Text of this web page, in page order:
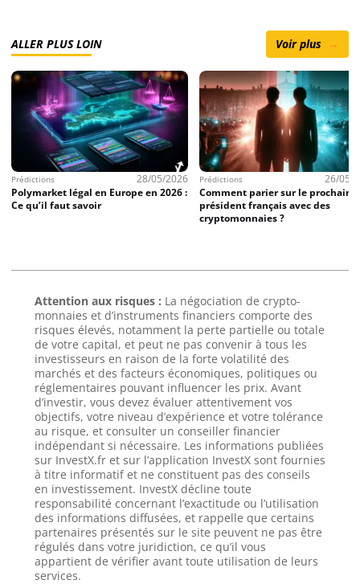
ALLER PLUS LOIN Voir plus →
Prédictions
28/05/2026
Polymarket légal en Europe en 2026 :
Ce qu’il faut savoir
Prédictions
26/05/
Comment parier sur le prochain
président français avec des
cryptomonnaies ?
Attention aux risques : La négociation de crypto-
monnaies et d’instruments financiers comporte des
risques élevés, notamment la perte partielle ou totale
de votre capital, et peut ne pas convenir à tous les
investisseurs en raison de la forte volatilité des
marchés et des facteurs économiques, politiques ou
réglementaires pouvant influencer les prix. Avant
d’investir, vous devez évaluer attentivement vos
objectifs, votre niveau d’expérience et votre tolérance
au risque, et consulter un conseiller financier
indépendant si nécessaire. Les informations publiées
sur InvestX.fr et sur l’application InvestX sont fournies
à titre informatif et ne constituent pas des conseils
en investissement. InvestX décline toute
responsabilité concernant l’exactitude ou l’utilisation
des informations diffusées, et rappelle que certains
partenaires présentés sur le site peuvent ne pas être
régulés dans votre juridiction, ce qu’il vous
appartient de vérifier avant toute utilisation de leurs
services.